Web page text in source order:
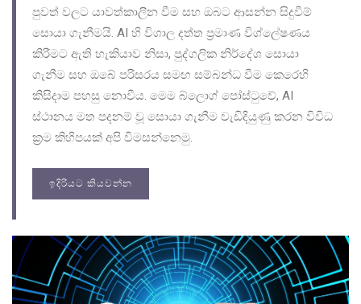
පුවත් වලට යාවත්කාලීන වීම සහ ඔබට ආසන්න සිදුවීම්
සොයා ගැනීමයි. AI හි විශාල දත්ත ප්‍රමාණ විශ්ලේෂණය
කිරීමට ඇති හැකියාව නිසා, පුද්ගලික නිර්දේශ සොයා
ගැනීම සහ ඔබේ පරිසරය සමඟ සම්බන්ධ වීම කෙරෙහි
කිසිදාම පහසු නොවීය. මෙම බ්ලොග් පෝස්ටුවේ, AI
ස්ථානය මත පදනම් වූ සොයා ගැනීම වැඩිදියුණු කරන විවිධ
ක්‍රම කිහිපයක් අපි විමසන්නෙමු.
ඉදිරියට කියවන්න